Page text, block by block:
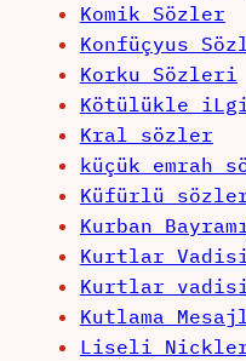
Komik Sözler
Konfüçyus
Korku Sözleri
Kötülükle
Kral sözler
küçük emrah
Küfürlü
Kurban
Kurtlar
Kurtlar
Kutlama
Liseli